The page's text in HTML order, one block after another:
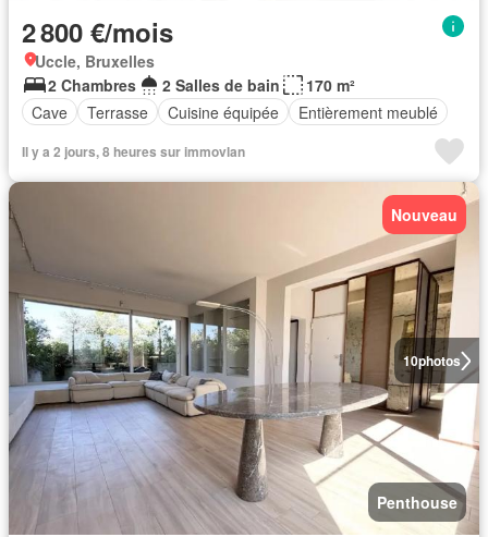
2 800 €/mois
Uccle, Bruxelles
2 Chambres
2 Salles de bain
170 m²
Cave
Terrasse Cuisine équipée Entièrement meublé
Il y a 2 jours, 8 heures sur immovlan
10photos
Nouveau
Penthouse